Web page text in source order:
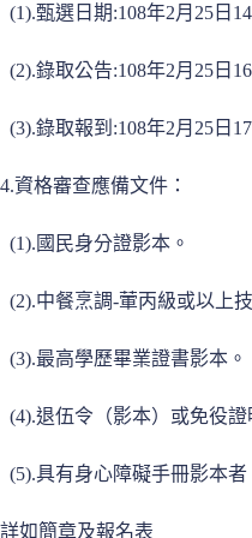
(1).甄選日期:108年2月25日
(2).錄取公告:108年2月25日
(3).錄取報到:108年2月25日
4.資格審查應備文件：
(1).國民身分證影本。
(2).中餐烹調-葷丙級或以上
(3).最高學歷畢業證書影本。
(4).退伍令（影本）或免役
(5).具有身心障礙手冊影本者
詳如簡章及報名表